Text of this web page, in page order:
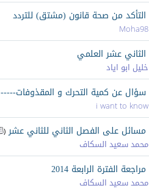
التأكد من صحة قانون (مشتق) للتردد
Moha98
الثاني عشر العلمي
خليل ابو اياد
سؤال عن كمية التحرك و المقذوفات-----
i want to know
مسائل على الفصل الثاني للثاني عشر‏
(
محمد سعيد السكاف
مراجعة الفترة الرابعة 2014
محمد سعيد السكاف